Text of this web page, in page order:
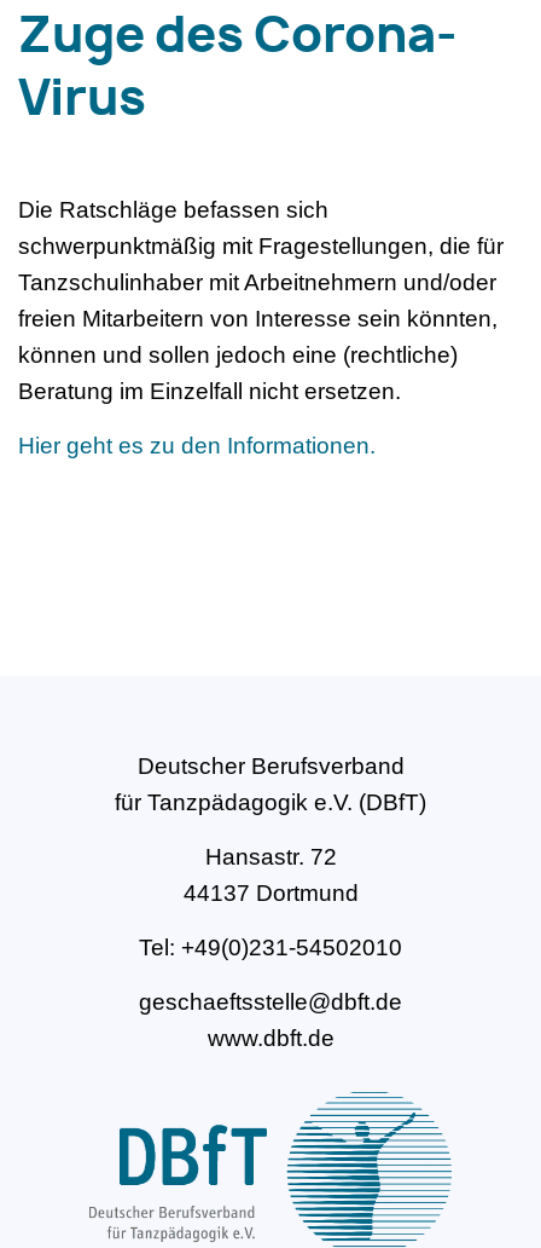
Zuge des Corona-
Virus
Die Ratschläge befassen sich
schwerpunktmäßig mit Fragestellungen, die für
Tanzschulinhaber mit Arbeitnehmern und/oder
freien Mitarbeitern von Interesse sein könnten,
können und sollen jedoch eine (rechtliche)
Beratung im Einzelfall nicht ersetzen.
Hier geht es zu den Informationen.
Deutscher Berufsverband
für Tanzpädagogik e.V. (DBfT)
Hansastr. 72
44137 Dortmund
Tel: +49(0)231-54502010
geschaeftsstelle@dbft.de
www.dbft.de